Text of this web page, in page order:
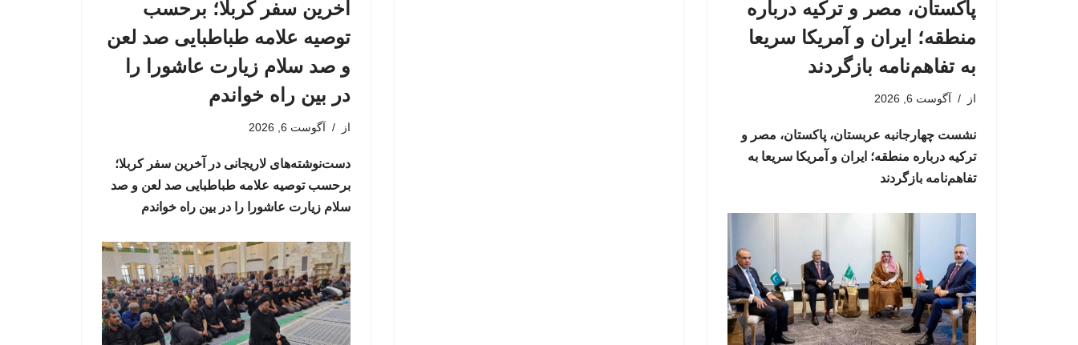
پاکستان، مصر و ترکیه درباره
منطقه؛ ایران و آمریکا سریعا
به تفاهم‌نامه بازگردند
از آگوست 6, 2026
نشست چهارجانبه عربستان، پاکستان، مصر و
ترکیه درباره منطقه؛ ایران و آمریکا سریعا به
تفاهم‌نامه بازگردند
آخرین سفر کربلا؛ برحسب
توصیه علامه طباطبایی صد لعن
و صد سلام زیارت عاشورا را
در بین راه خواندم
از آگوست 6, 2026
دست‌نوشته‌های لاریجانی در آخرین سفر کربلا؛
برحسب توصیه علامه طباطبایی صد لعن و صد
سلام زیارت عاشورا را در بین راه خواندم